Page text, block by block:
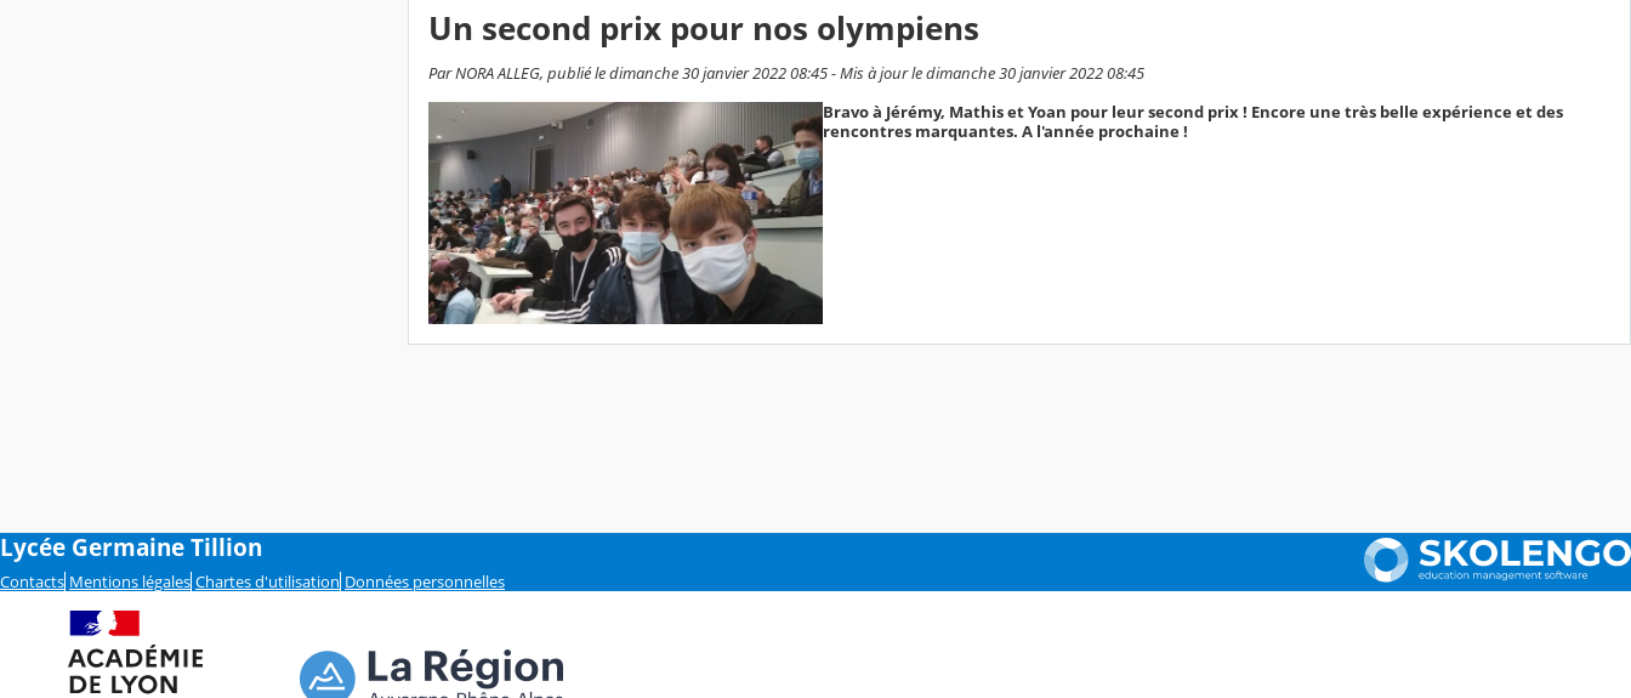
Un second prix pour nos olympiens
Par NORA ALLEG, publié le dimanche 30 janvier 2022 08:45 - Mis à jour le dimanche 30 janvier 2022 08:45
Bravo à Jérémy, Mathis et Yoan pour leur second prix ! Encore une très belle expérience et des
rencontres marquantes. A l'année prochaine !
Lycée Germaine Tillion
Contacts Mentions légales Chartes d'utilisation Données personnelles